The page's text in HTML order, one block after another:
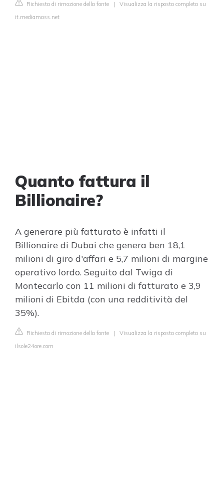
Richiesta di rimozione della fonte | Visualizza la risposta completa su
it.mediamass.net
Quanto fattura il
Billionaire?
A generare più fatturato è infatti il
Billionaire di Dubai che genera ben 18,1
milioni di giro d'affari e 5,7 milioni di margine
operativo lordo. Seguito dal Twiga di
Montecarlo con 11 milioni di fatturato e 3,9
milioni di Ebitda (con una redditività del
35%).
Richiesta di rimozione della fonte | Visualizza la risposta completa su
ilsole24ore.com